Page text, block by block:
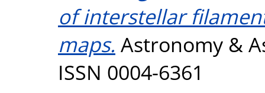
of interstellar
maps. Astronomy &
ISSN 0004-6361